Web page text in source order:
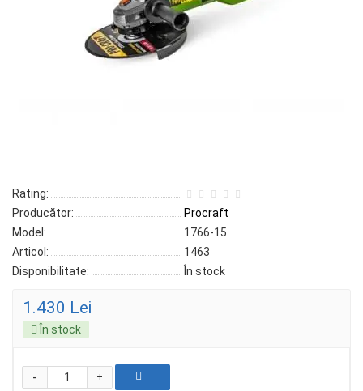
Rating:
Producător:
Procraft
Model:
1766-15
Articol:
1463
Disponibilitate:
În stock
1.430 Lei
În stock
+
-